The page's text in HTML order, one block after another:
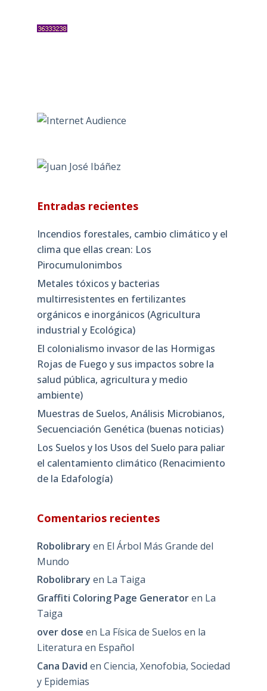
Entradas recientes
Incendios forestales, cambio climático y el
clima que ellas crean: Los
Pirocumulonimbos
Metales tóxicos y bacterias
multirresistentes en fertilizantes
orgánicos e inorgánicos (Agricultura
industrial y Ecológica)
El colonialismo invasor de las Hormigas
Rojas de Fuego y sus impactos sobre la
salud pública, agricultura y medio
ambiente)
Muestras de Suelos, Análisis Microbianos,
Secuenciación Genética (buenas noticias)
Los Suelos y los Usos del Suelo para paliar
el calentamiento climático (Renacimiento
de la Edafología)
Comentarios recientes
Robolibrary en El Árbol Más Grande del
Mundo
Robolibrary en La Taiga
Graffiti Coloring Page Generatoren La
Taiga
over dose en La Física de Suelos en la
Literatura en Español
Cana David en Ciencia, Xenofobia, Sociedad
y Epidemias